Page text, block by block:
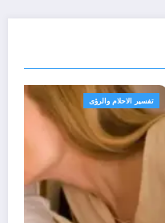
الاحلام والرؤى